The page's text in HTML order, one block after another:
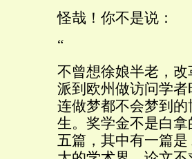
怪哉！你不是说：
“
不曾想徐娘半老，
派到欧州做访问学
连做梦都不会梦到
生。奖学金不是白
五篇，其中有一篇